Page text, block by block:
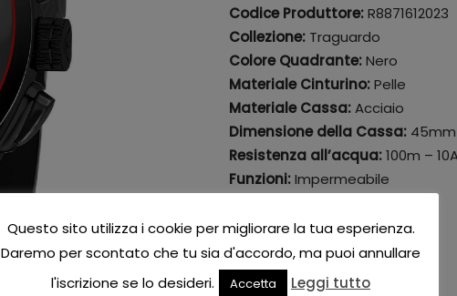
Codice Produttore:R8871612023
Collezione: Traguardo
Colore Quadrante:Nero
Materiale Cinturino:Pelle
Materiale Cassa:Acciaio
Dimensione della Cassa: 45mm
Resistenza all’acqua:100m –
Funzioni:Impermeabile
Indici:A Bastoni
Forma Orologio:Rotonda
1 DISPONIBILI
Questo sito utilizza i cookie per migliorare la tua esperienza.
Daremo per scontato che tu sia d'accordo, ma puoi annullare
l'iscrizione se lo desideri.
Accetta Leggi tutto